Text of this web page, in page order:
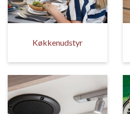
Køkkenudstyr